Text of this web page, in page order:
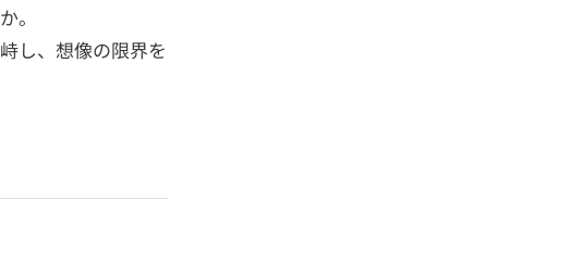
。
し、想像の限界を